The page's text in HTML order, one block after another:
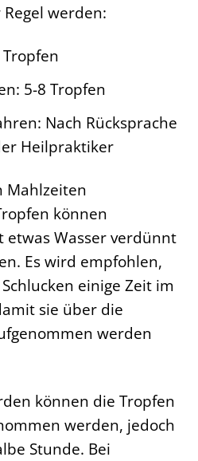
werden:
5-8 Tropfen
Nach Rücksprache
Heilpraktiker
Mahlzeiten
können
Wasser verdünnt
Es wird empfohlen,
einige Zeit im
sie über die
werden
können die Tropfen
werden, jedoch
Stunde. Bei